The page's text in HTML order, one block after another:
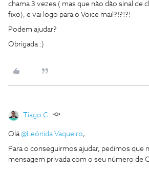
chama 3 vezes ( mas que não dão sinal de
fixo), e vai logo para o Voice mail?!?!?!
Podem ajudar?
Obrigada :)
Tiago C.
Olá@Leónida Vaqueiro,
Para o conseguirmos ajudar, pedimos que
mensagem privada com o seu número de